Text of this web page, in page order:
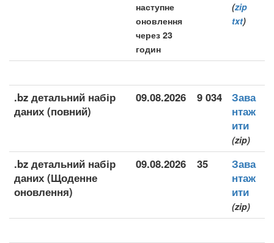
наступне
оновлення
через 23
годин
(zip
txt)
.bz детальний набір
даних (повний)
09.08.2026 9 034
Зава
нтаж
ити
(zip)
.bz детальний набір
даних (Щоденне
оновлення)
09.08.2026 35
Зава
нтаж
ити
(zip)